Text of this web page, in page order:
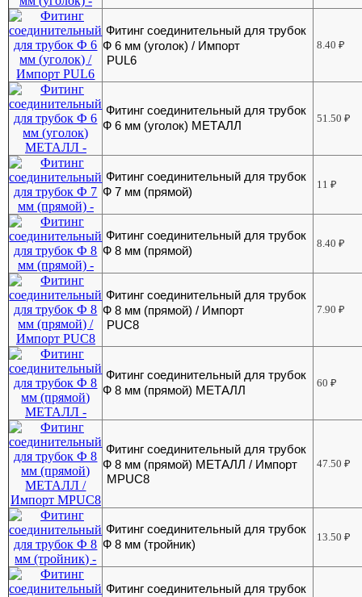
Фитинг соединительный для трубок
Ф 6 мм (уголок) / Импорт
PUL6
8.40₽
Фитинг соединительный для трубок
Ф 6 мм (уголок) МЕТАЛЛ
51.50₽
Фитинг соединительный для трубок
Ф 7 мм (прямой)
11₽
Фитинг соединительный для трубок
Ф 8 мм (прямой)
8.40₽
Фитинг соединительный для трубок
Ф 8 мм (прямой) / Импорт
PUC8
7.90₽
Фитинг соединительный для трубок
Ф 8 мм (прямой) МЕТАЛЛ
60₽
Фитинг соединительный для трубок
Ф 8 мм (прямой) МЕТАЛЛ / Импорт
MPUC8
47.50₽
Фитинг соединительный для трубок
Ф 8 мм (тройник)
13.50₽
Фитинг соединительный для трубок